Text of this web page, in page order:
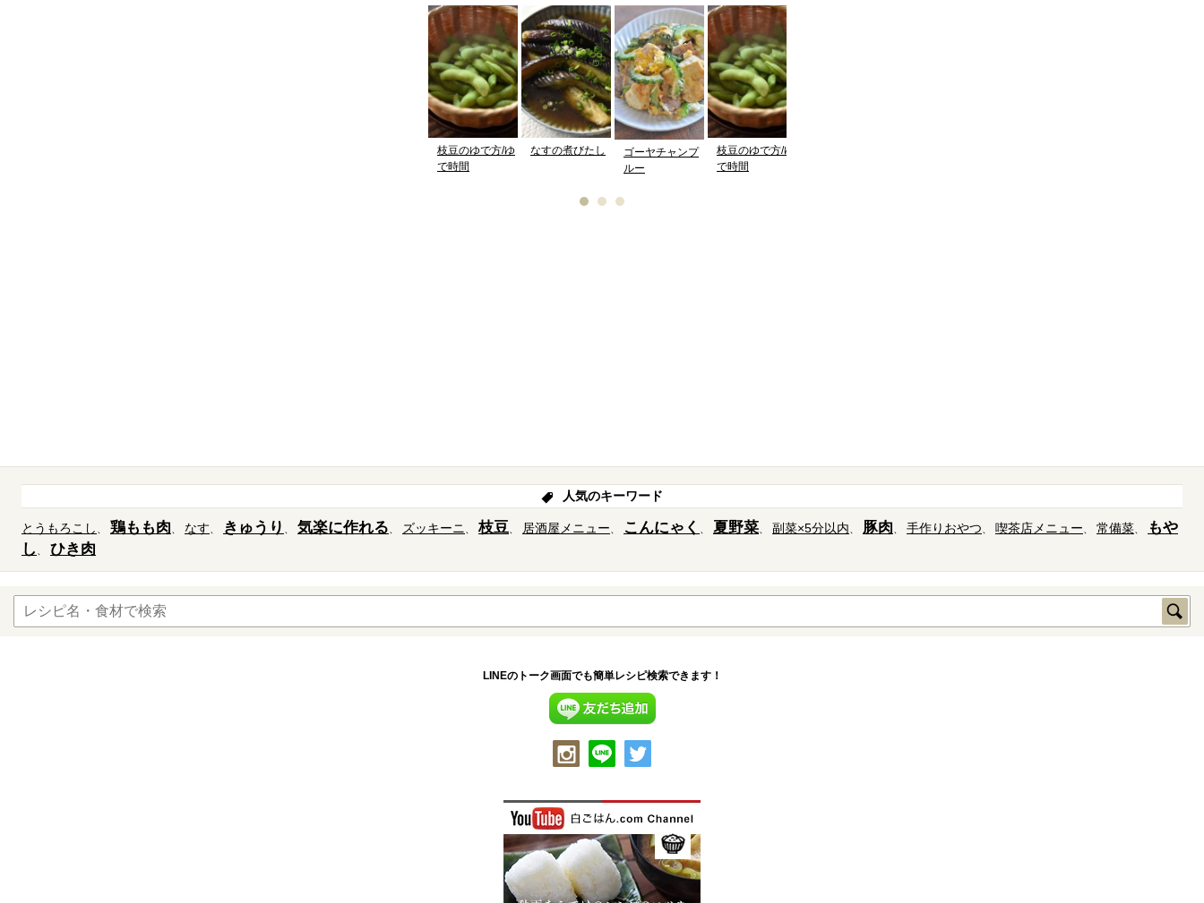
枝豆のゆで方/ゆ
で時間
なすの煮びたし
ゴーヤチャンプ
ルー
枝豆のゆで方/ゆ
で時間
人気のキーワード
とうもろこし 鶏もも肉 なす きゅうり 気楽に作れる ズッキーニ 枝豆 居酒屋メニュー こんにゃく 夏野菜 副菜×5分以内 豚肉 手作りおやつ 喫茶店メニュー 常備菜
もや
し
ひき肉
LINEのトーク画面でも簡単レシピ検索できます！